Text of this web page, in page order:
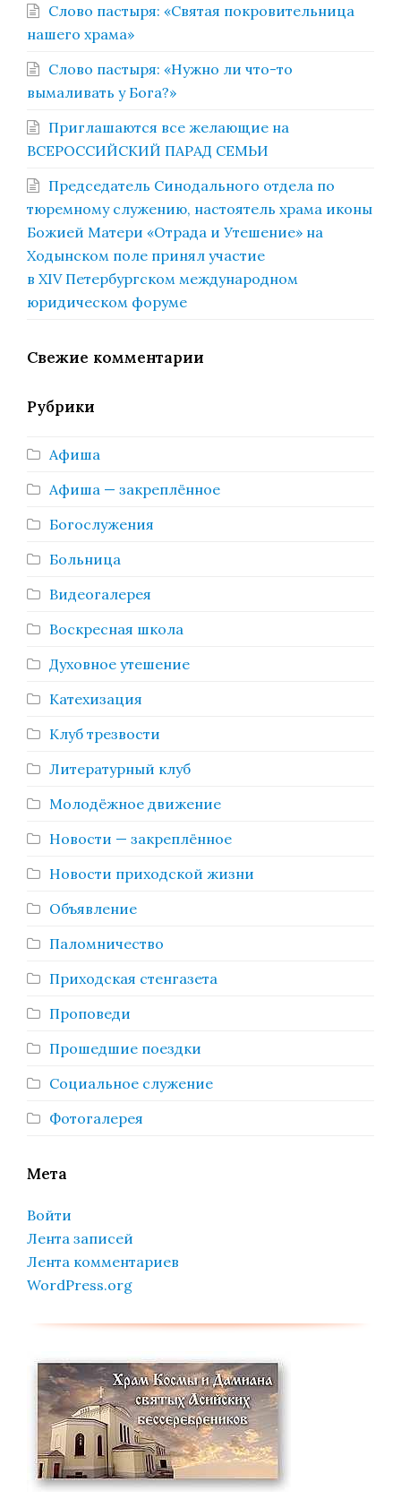
Слово пастыря: «Святая покровительница
нашего храма»
Слово пастыря: «Нужно ли что-то
вымаливать у Бога?»
Приглашаются все желающие на
ВСЕРОССИЙСКИЙ ПАРАД СЕМЬИ
Председатель Синодального отдела по
тюремному служению, настоятель храма иконы
Божией Матери «Отрада и Утешение» на
Ходынском поле принял участие
в XIV Петербургском международном
юридическом форуме
Свежие комментарии
Рубрики
Афиша
Афиша — закреплённое
Богослужения
Больница
Видеогалерея
Воскресная школа
Духовное утешение
Катехизация
Клуб трезвости
Литературный клуб
Молодёжное движение
Новости — закреплённое
Новости приходской жизни
Объявление
Паломничество
Приходская стенгазета
Проповеди
Прошедшие поездки
Социальное служение
Фотогалерея
Мета
Войти
Лента записей
Лента комментариев
WordPress.org